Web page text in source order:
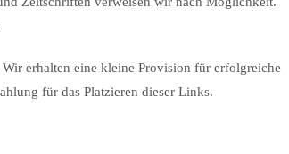
erhalten eine kleine Provision für erfolgreiche
für das Platzieren dieser Links.